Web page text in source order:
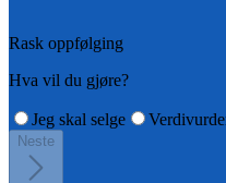
Rask oppfølging
Hva vil du gjøre?
Jeg skal selge
Neste